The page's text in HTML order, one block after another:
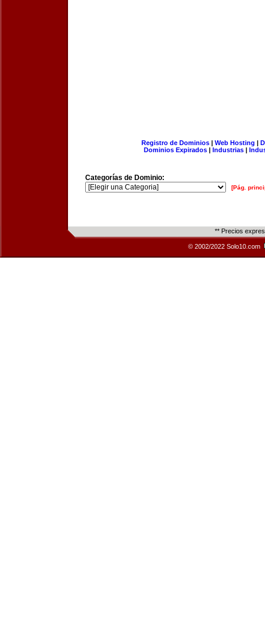
Registro de Dominios| Web Hosting |
Dominios Expirados | Industrias |
Categorías de Dominio:
[Pág.
** Precios
© 2002/2022 Solo10.com